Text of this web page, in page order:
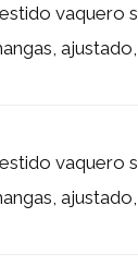
vaquero
vaquero